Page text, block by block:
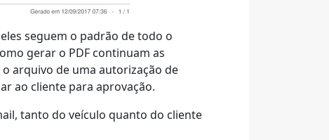
seguem o padrão de todo o
gerar o PDF continuam as
arquivo de uma autorização de
ao cliente para aprovação.
tanto do veículo quanto do cliente